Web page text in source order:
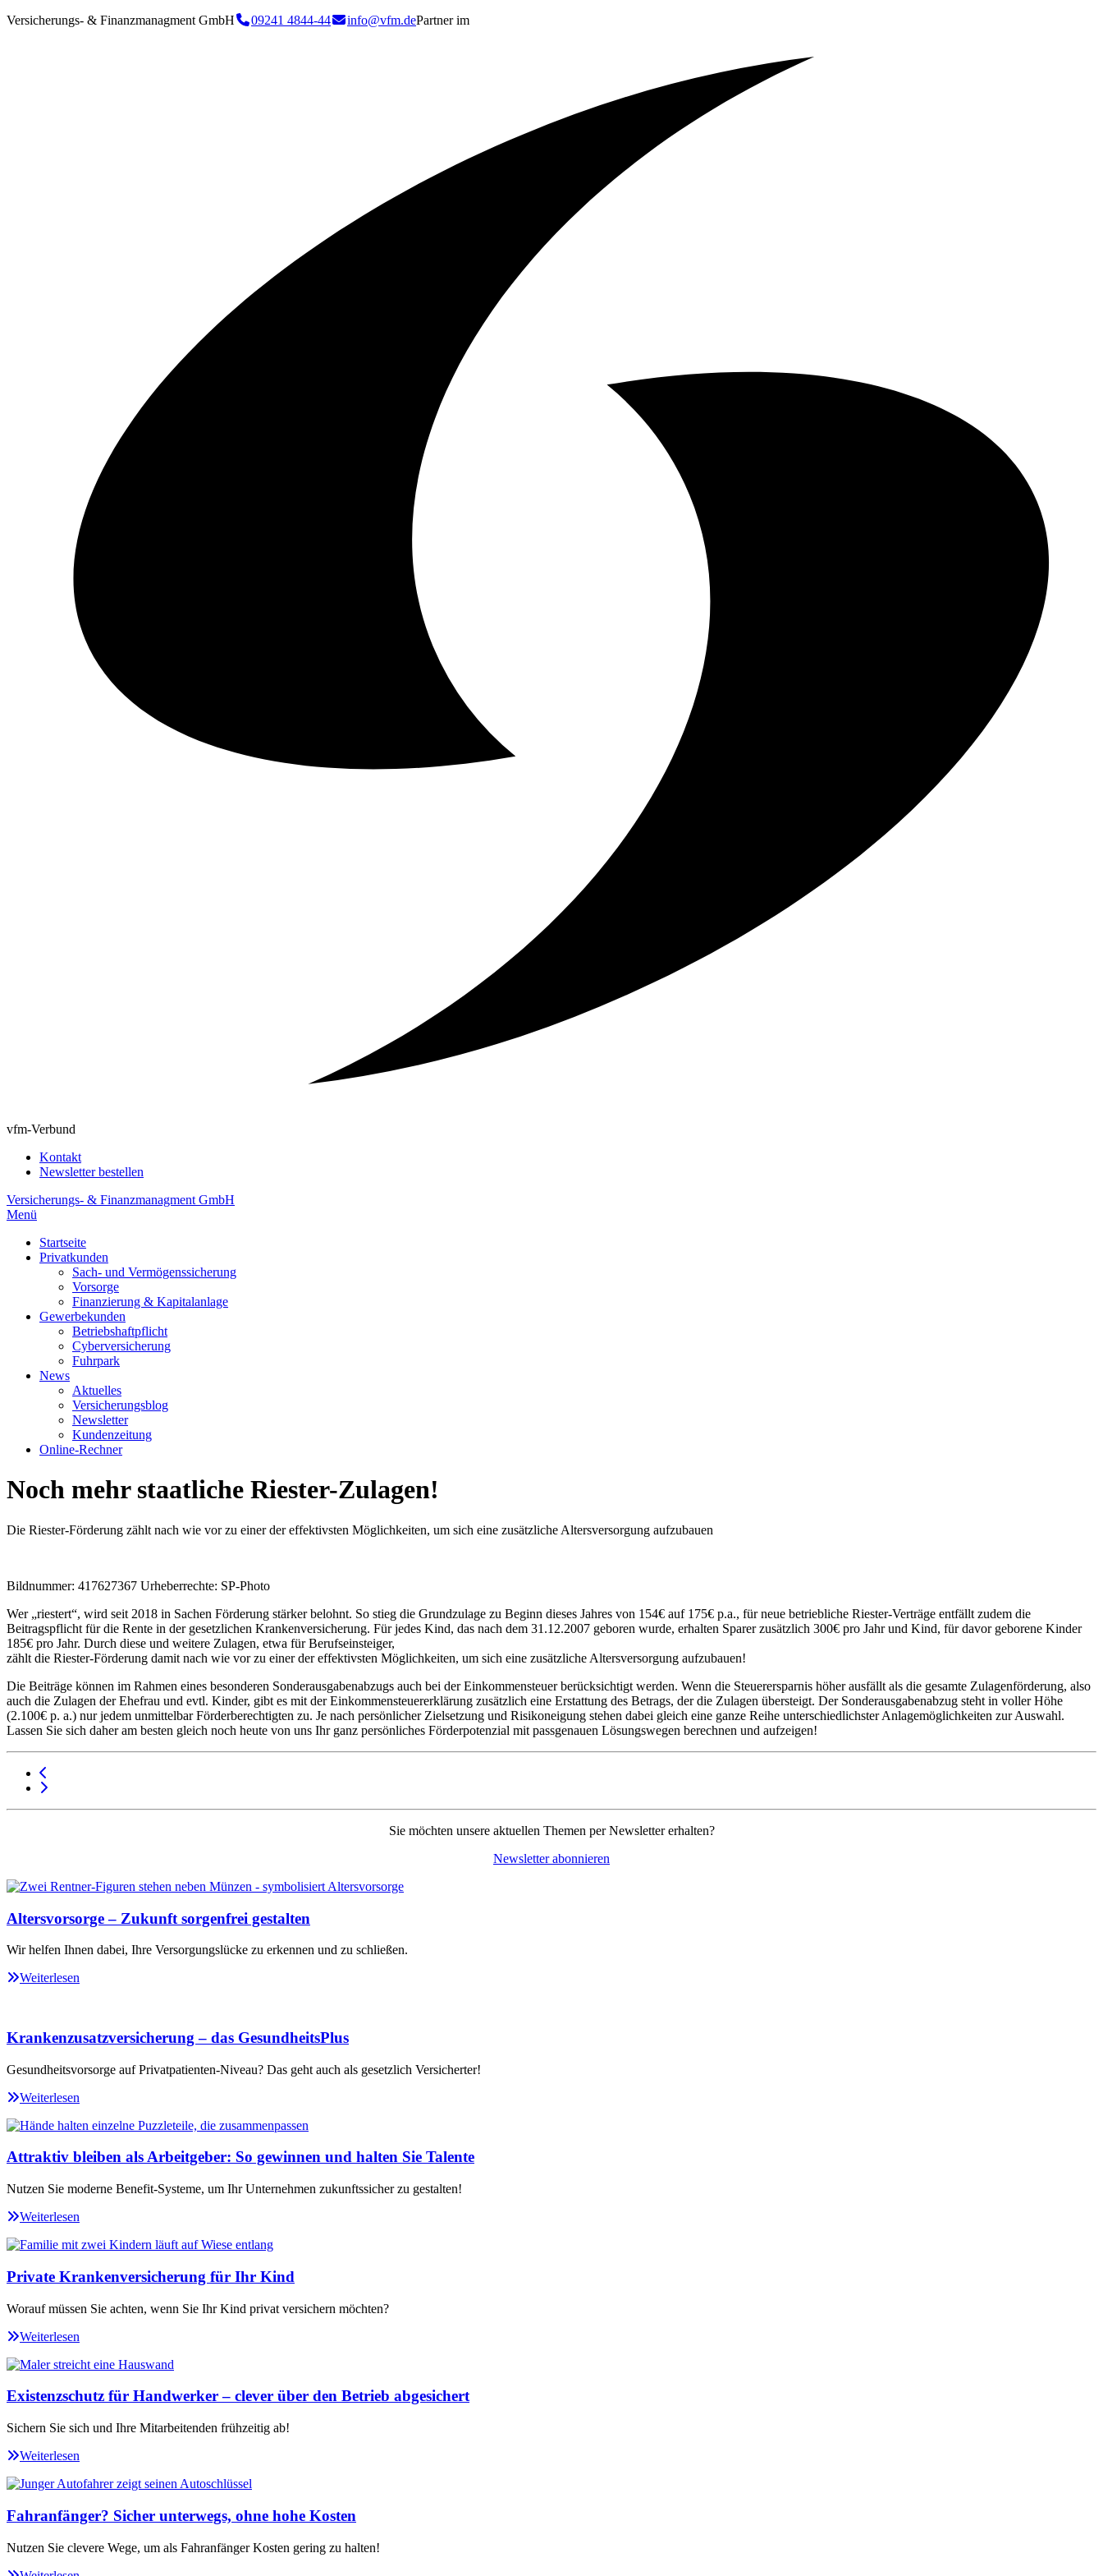
Versicherungs- & Finanzmanagment GmbH 09241 4844-44 info@vfm.dePartner im
vfm-Verbund
Kontakt
Newsletter bestellen
Versicherungs- & Finanzmanagment GmbH
Menü
Startseite
Privatkunden
Sach- und Vermögenssicherung
Vorsorge
Finanzierung & Kapitalanlage
Gewerbekunden
Betriebshaftpflicht
Cyberversicherung
Fuhrpark
News
Aktuelles
Versicherungsblog
Newsletter
Kundenzeitung
Online-Rechner
Noch mehr staatliche Riester-Zulagen!
Die Riester-Förderung zählt nach wie vor zu einer der effektivsten Möglichkeiten, um sich eine zusätzliche Altersversorgung aufzubauen
Bildnummer: 417627367 Urheberrechte: SP-Photo
Wer „riestert“, wird seit 2018 in Sachen Förderung stärker belohnt. So stieg die Grundzulage zu Beginn dieses Jahres von 154€ auf 175€ p.a., für neue betriebliche Riester-Verträge entfällt zudem die
Beitragspflicht für die Rente in der gesetzlichen Krankenversicherung. Für jedes Kind, das nach dem 31.12.2007 geboren wurde, erhalten Sparer zusätzlich 300€ pro Jahr und Kind, für davor geborene Kinder
185€ pro Jahr. Durch diese und weitere Zulagen, etwa für Berufseinsteiger,
zählt die Riester-Förderung damit nach wie vor zu einer der effektivsten Möglichkeiten, um sich eine zusätzliche Altersversorgung aufzubauen!
Die Beiträge können im Rahmen eines besonderen Sonderausgabenabzugs auch bei der Einkommensteuer berücksichtigt werden. Wenn die Steuerersparnis höher ausfällt als die gesamte Zulagenförderung, also
auch die Zulagen der Ehefrau und evtl. Kinder, gibt es mit der Einkommensteuererklärung zusätzlich eine Erstattung des Betrags, der die Zulagen übersteigt. Der Sonderausgabenabzug steht in voller Höhe
(2.100€ p. a.) nur jedem unmittelbar Förderberechtigten zu. Je nach persönlicher Zielsetzung und Risikoneigung stehen dabei gleich eine ganze Reihe unterschiedlichster Anlagemöglichkeiten zur Auswahl.
Lassen Sie sich daher am besten gleich noch heute von uns Ihr ganz persönliches Förderpotenzial mit passgenauen Lösungswegen berechnen und aufzeigen!
Sie möchten unsere aktuellen Themen per Newsletter erhalten?
Newsletter abonnieren
Altersvorsorge – Zukunft sorgenfrei gestalten
Wir helfen Ihnen dabei, Ihre Versorgungslücke zu erkennen und zu schließen.
Weiterlesen
Krankenzusatzversicherung – das GesundheitsPlus
Gesundheitsvorsorge auf Privatpatienten-Niveau? Das geht auch als gesetzlich Versicherter!
Weiterlesen
Attraktiv bleiben als Arbeitgeber: So gewinnen und halten Sie Talente
Nutzen Sie moderne Benefit-Systeme, um Ihr Unternehmen zukunftssicher zu gestalten!
Weiterlesen
Private Krankenversicherung für Ihr Kind
Worauf müssen Sie achten, wenn Sie Ihr Kind privat versichern möchten?
Weiterlesen
Existenzschutz für Handwerker – clever über den Betrieb abgesichert
Sichern Sie sich und Ihre Mitarbeitenden frühzeitig ab!
Weiterlesen
Fahranfänger? Sicher unterwegs, ohne hohe Kosten
Nutzen Sie clevere Wege, um als Fahranfänger Kosten gering zu halten!